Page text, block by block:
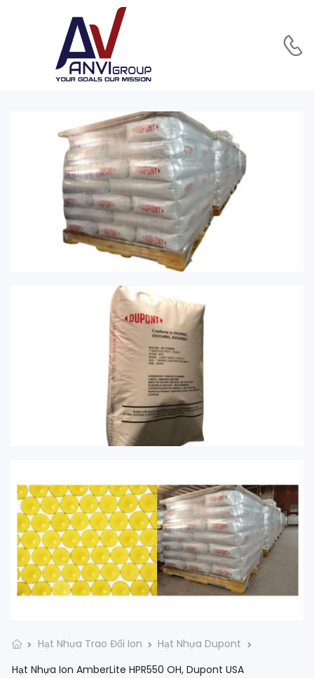
Hạt Nhựa Trao Đổi Ion
Hạt Nhựa Dupont
Hạt Nhựa Ion AmberLite HPR550 OH, Dupont USA